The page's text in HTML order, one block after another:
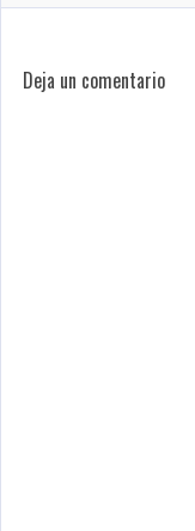
Deja un comentario